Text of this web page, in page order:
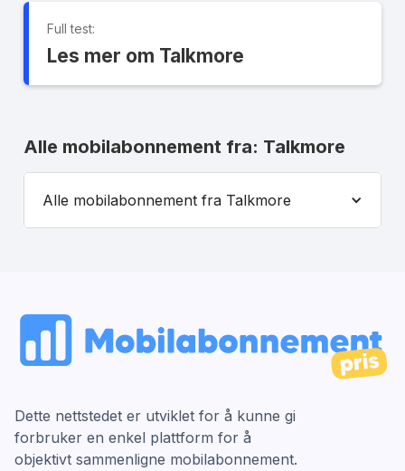
Full test:
Les mer om Talkmore
Alle mobilabonnement fra: Talkmore
Alle mobilabonnement fra Talkmore
Dette nettstedet er utviklet for å kunne gi
forbruker en enkel plattform for å
objektivt sammenligne mobilabonnement.